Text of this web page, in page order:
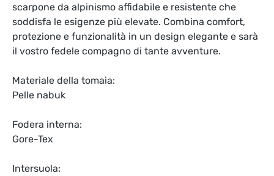
scarpone da alpinismo affidabile e resistente che
soddisfa le esigenze più elevate. Combina comfort,
protezione e funzionalità in un design elegante e sarà
il vostro fedele compagno di tante avventure.
Materiale della tomaia:
Pelle nabuk
Fodera interna:
Gore-Tex
Intersuola: